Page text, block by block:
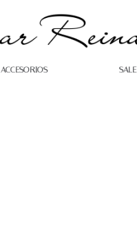
ACCESORIOS SALE